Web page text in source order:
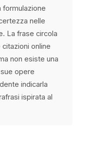
formulazione
nelle
La frase circola
online
non esiste una
opere
indicarla
ispirata al